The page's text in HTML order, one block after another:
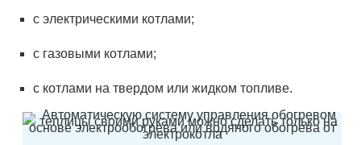
с электрическими котлами;
с газовыми котлами;
с котлами на твердом или жидком топливе.